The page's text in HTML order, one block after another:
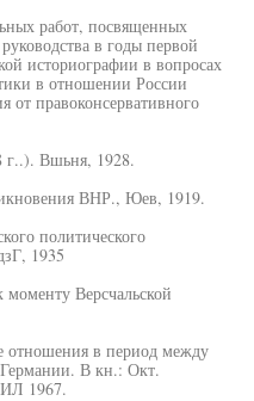
работ, посвященных
в годы первой
историографии в вопросах
в отношении России
от правоконсервативного
г..). Вшьня, 1928.
ВНР., Юев, 1919.
политического
1935
Версчальской
отношения в период между
В кн.: Окт.
1967.